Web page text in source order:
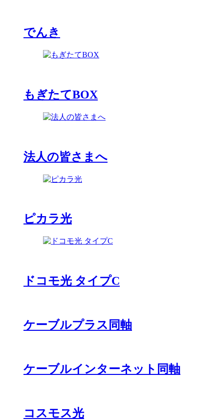
でんき
もぎたてBOX
法人の皆さまへ
ピカラ光
ドコモ光 タイプC
ケーブルプラス同軸
ケーブルインターネット同軸
コスモス光